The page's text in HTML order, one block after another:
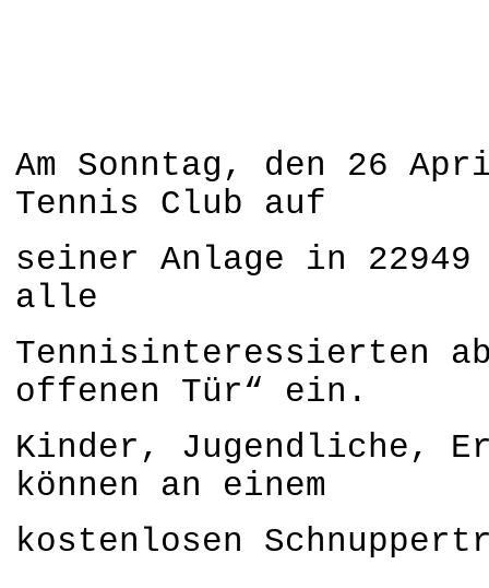
Am Sonntag, den 26
Tennis Club auf
seiner Anlage in 22949
alle
Tennisinteressierten
offenen Tür“ ein.
Kinder, Jugendliche,
können an einem
kostenlosen